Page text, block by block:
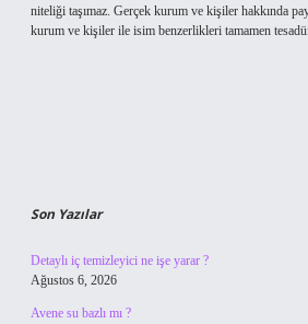
niteliği taşımaz. Gerçek kurum ve kişiler hakkında
kurum ve kişiler ile isim benzerlikleri tamamen
Son Yazılar
Detaylı iç temizleyici ne işe yarar ?
Ağustos 6, 2026
Avene su bazlı mı ?